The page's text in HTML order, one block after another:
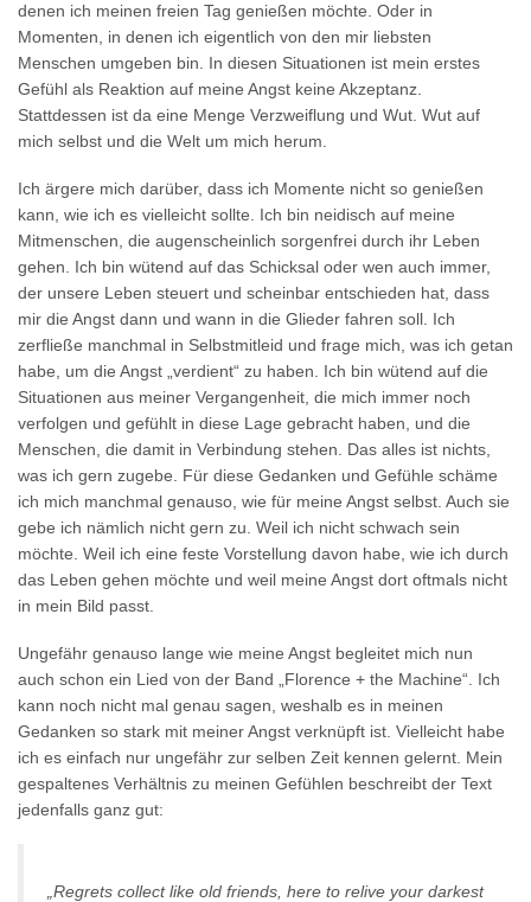
denen ich meinen freien Tag genießen möchte. Oder in
Momenten, in denen ich eigentlich von den mir liebsten
Menschen umgeben bin. In diesen Situationen ist mein erstes
Gefühl als Reaktion auf meine Angst keine Akzeptanz.
Stattdessen ist da eine Menge Verzweiflung und Wut. Wut auf
mich selbst und die Welt um mich herum.
Ich ärgere mich darüber, dass ich Momente nicht so genießen
kann, wie ich es vielleicht sollte. Ich bin neidisch auf meine
Mitmenschen, die augenscheinlich sorgenfrei durch ihr Leben
gehen. Ich bin wütend auf das Schicksal oder wen auch immer,
der unsere Leben steuert und scheinbar entschieden hat, dass
mir die Angst dann und wann in die Glieder fahren soll. Ich
zerfließe manchmal in Selbstmitleid und frage mich, was ich getan
habe, um die Angst „verdient“ zu haben. Ich bin wütend auf die
Situationen aus meiner Vergangenheit, die mich immer noch
verfolgen und gefühlt in diese Lage gebracht haben, und die
Menschen, die damit in Verbindung stehen. Das alles ist nichts,
was ich gern zugebe. Für diese Gedanken und Gefühle schäme
ich mich manchmal genauso, wie für meine Angst selbst. Auch sie
gebe ich nämlich nicht gern zu. Weil ich nicht schwach sein
möchte. Weil ich eine feste Vorstellung davon habe, wie ich durch
das Leben gehen möchte und weil meine Angst dort oftmals nicht
in mein Bild passt.
Ungefähr genauso lange wie meine Angst begleitet mich nun
auch schon ein Lied von der Band „Florence + the Machine“. Ich
kann noch nicht mal genau sagen, weshalb es in meinen
Gedanken so stark mit meiner Angst verknüpft ist. Vielleicht habe
ich es einfach nur ungefähr zur selben Zeit kennen gelernt. Mein
gespaltenes Verhältnis zu meinen Gefühlen beschreibt der Text
jedenfalls ganz gut:
„Regrets collect like old friends, here to relive your darkest